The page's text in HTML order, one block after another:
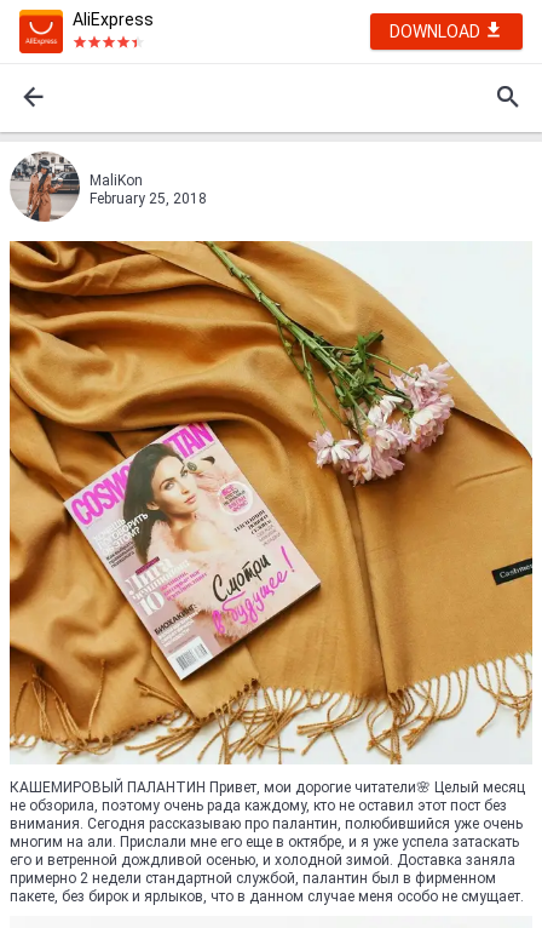
AliExpress
DOWNLOAD
MaliKon
February 25, 2018
КАШЕМИРОВЫЙ ПАЛАНТИН Привет, мои дорогие читатели🌸 Целый месяц
не обзорила, поэтому очень рада каждому, кто не оставил этот пост без
внимания. Сегодня рассказываю про палантин, полюбившийся уже очень
многим на али. Прислали мне его еще в октябре, и я уже успела затаскать
его и ветренной дождливой осенью, и холодной зимой. Доставка заняла
примерно 2 недели стандартной службой, палантин был в фирменном
пакете, без бирок и ярлыков, что в данном случае меня особо не смущает.